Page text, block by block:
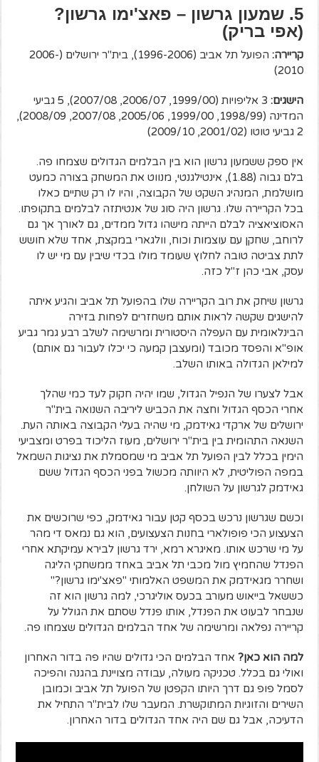
5. שמעון גרשון – פאצ'ימו גרשון?
(אפי בריק)
קריירה:
הפועל תל אביב (1996-2006), בית"ר ירושלים (2006-
2010)
הישגים:
3 אליפויות (1999/00, 2006/07, 2007/08), 5 גביעי
המדינה (1998/99, 1999/00, 2005/06, 2007/08, 2008/09),
2 גביעי טוטו (2001/02, 2009/10)
אין ספק ששמעון גרשון הוא בין הבלמים הגדולים שצמחו פה.
בלם גבוה (1.88), אינטילגנטי, מנווט את המשחק בצורה כמעט
מושלמת, המנהיג השקט של הקבוצה, והיו לו רק שתיים כאלו
בכל הקריירה שלו. גרשון היה סוג של אנטיתזה לבלמים בתקופתו.
האסוציאציה לבלם הייתה מישהו גדול ממדים, גם לאורך אך גם
לרוחב, שחקן עם עוצמות וכוח, וולגארי במקצת, אחד שלא חושש
לתת צביטה טובה לחלוץ שעומד מולו בכדי שיבין עם מי יש לו
עסק, אבי כהן ז"ל כזה.
גרשון שיחק את רוב הקריירה שלו בהפועל תל אביב והגיע איתה
להישגים שקשה לראות אותם משחזרים לפחות בזירה
הבינלאומית עם העפלה היסטורית ומרשימה לשלב רבע גמר גביע
אופ"א והפסד מכובד (ומעצבן קמעה כי יכלו לעבור גם אותם)
למילאן הגדולה באותו השלב.
אבל לצערו של הנפיל הגדול, שמו יהיה חקוק לעד כמי שהלך
אחרי הכסף הגדול וחצה את הכביש ליריבה השנואה בית"ר
ירושלים של ארקדי גאידמק, מי שהיה בעלי הקבוצה באותה העת.
השנאה התהומית בין בית"ר ירושלים, מעוז הליכוד בפרט ומצביעי
הימין בכלל לבין הפועל תל אביב מי שמסמלת את נציגות השמאל
במפה הפוליטית, לא היוותה מכשול בפני הכסף הגדול ששם
גאידמק לגרשון על השולחן.
וכשם שגרשון נרכש בכסף קטן עבור גאידמק, כפי שרוכשים את
הצעצוע הכי פופולארי בחנות הצעצועים, הוא גם נמאס די מהר
על מי שרכש אותו. מאיגרא רמא, ירד גרשון לבירא עמיקתא אחרי
הפנדל שהחמיץ מול מכבי תל אביב באחד ממשחקי הליגה
ושחרר מגאידמק את המשפט האלמותי "פאצ'ימו גרשון?"
כששאל בייאוש מעורב בכעס אוליגרכי, למה גרשון הוא זה
שנבחר לבעוט את הפנדל, אותו פנדל שסתם את הגולל על
קריירה נפלאה ומרשימה של אחד הבלמים הגדולים שצמחו פה.
למה הוא כאן? אחד הבלמים הכי גדולים שהיו פה בדור האחרון
ואולי גם בכלל. טכניקה מעולה, עבודה מצויינת בהגנה והפיכה
לסמל פופ גם דרך היותו הקפטן של הפועל תל אביב וכמובן
השירים והזוגיות המתוקשרת. המעבר שלו לבית"ר התחיל את
הדעיכה, אבל גם שם היה אחד הגדולים בדור האחרון.